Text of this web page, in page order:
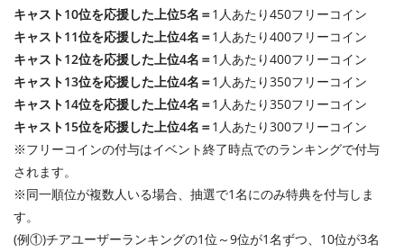
キャスト10位を応援した上位5名＝1人あたり450フリーコイン
キャスト11位を応援した上位4名＝1人あたり400フリーコイン
キャスト12位を応援した上位4名＝1人あたり400フリーコイン
キャスト13位を応援した上位4名＝1人あたり350フリーコイン
キャスト14位を応援した上位4名＝1人あたり350フリーコイン
キャスト15位を応援した上位4名＝1人あたり300フリーコイン
※フリーコインの付与はイベント終了時点でのランキングで付与
されます。
※同一順位が複数人いる場合、抽選で1名にのみ特典を付与しま
す。
(例①)チアユーザーランキングの1位～9位が1名ずつ、10位が3名